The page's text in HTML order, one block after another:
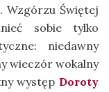
Wzgórzu Świętej
sobie tylko
niedawny
wieczór wokalny
występ Doroty